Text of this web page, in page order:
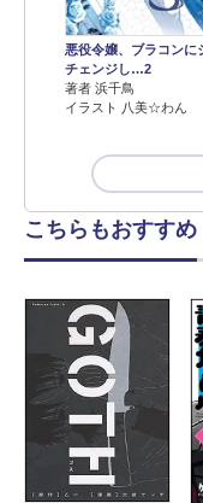
悪役令嬢、ブラコンに
チェンジし…2
著者 浜千鳥
イラスト 八美☆わん
こちらもおすすめ